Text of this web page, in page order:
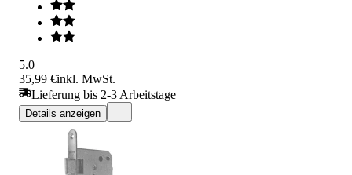
5.0
35,99 €inkl. MwSt.
Lieferung bis 2-3 Arbeitstage
Details anzeigen